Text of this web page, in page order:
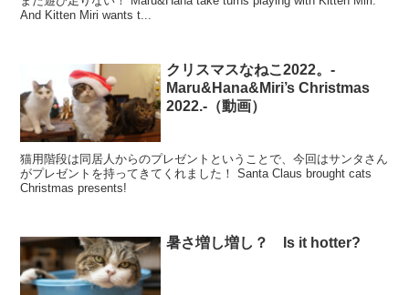
And Kitten Miri wants t...
クリスマスなねこ2022。-
Maru&Hana&Miri’s Christmas
2022.-（動画）
猫用階段は同居人からのプレゼントということで、今回はサンタさん
がプレゼントを持ってきてくれました！ Santa Claus brought cats
Christmas presents!
暑さ増し増し？ Is it hotter?